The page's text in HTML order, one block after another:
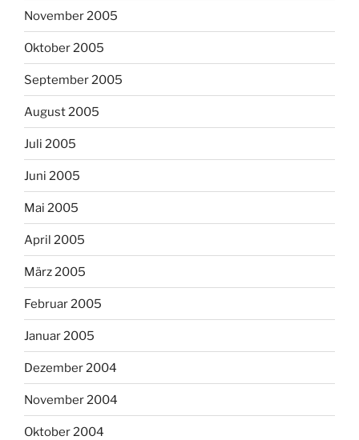
November 2005
Oktober 2005
September 2005
August 2005
Juli 2005
Juni 2005
Mai 2005
April 2005
März 2005
Februar 2005
Januar 2005
Dezember 2004
November 2004
Oktober 2004